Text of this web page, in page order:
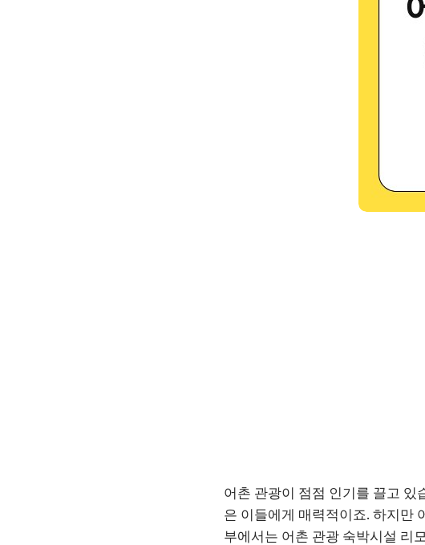
어촌 관광이 점점 인기를 끌고
은 이들에게 매력적이죠. 하지만
부에서는 어촌 관광 숙박시설 리